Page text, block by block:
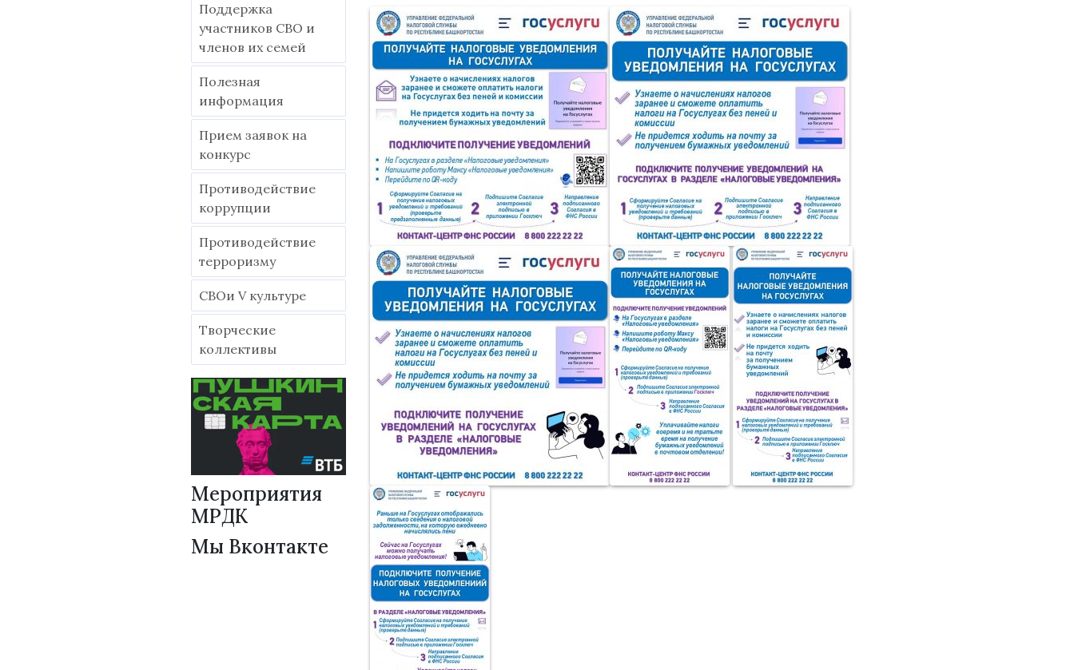
Поддержка
участников СВО и
членов их семей
Полезная
информация
Прием заявок на
конкурс
Противодействие
коррупции
Противодействие
терроризму
СВОи V культуре
Творческие
коллективы
Мероприятия
МРДК
Мы Вконтакте